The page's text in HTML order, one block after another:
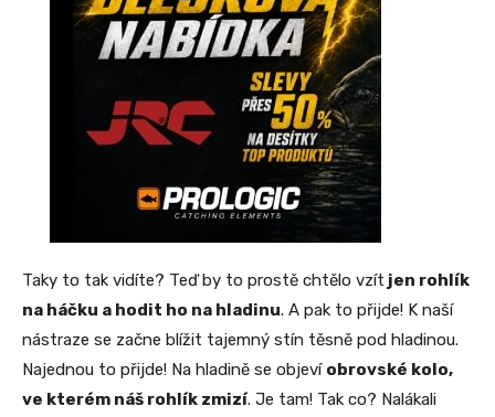
Taky to tak vidíte? Teď by to prostě chtělo vzít jen rohlík
na háčku a hodit ho na hladinu. A pak to přijde! K naší
nástraze se začne blížit tajemný stín těsně pod hladinou.
Najednou to přijde! Na hladině se objeví obrovské kolo,
ve kterém náš rohlík zmizí. Je tam! Tak co? Nalákali